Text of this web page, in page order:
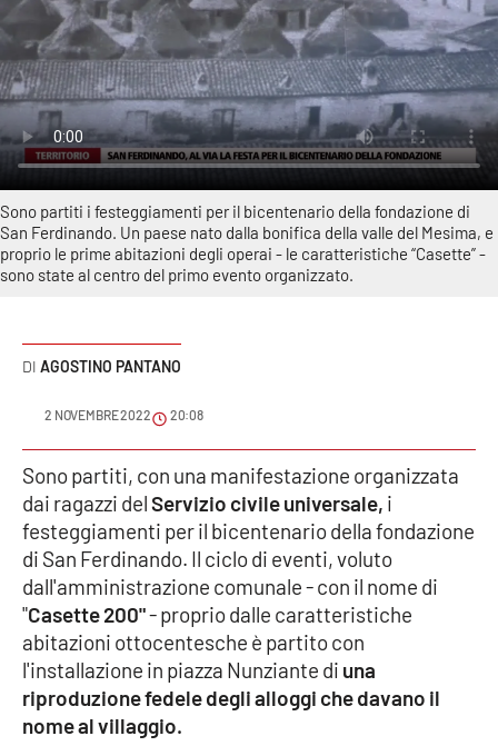
Economia e lavoro
Italia Mondo
Sanità
Sport
Cultura
Meteo
Editoriali
VIDEO
Ambiente
Cronaca
Cultura
Economia e Lavoro
Sono partiti i festeggiamenti per il bicentenario della fondazione di
San Ferdinando. Un paese nato dalla bonifica della valle del Mesima, e
proprio le prime abitazioni degli operai - le caratteristiche “Casette” -
sono state al centro del primo evento organizzato.
AGOSTINO PANTANO
2 NOVEMBRE 2022 20:08
Sono partiti, con una manifestazione organizzata
dai ragazzi delServizio civile universale, i
festeggiamenti per il bicentenario della fondazione
di San Ferdinando. Il ciclo di eventi, voluto
dall'amministrazione comunale - con il nome di
"Casette 200"- proprio dalle caratteristiche
abitazioni ottocentesche è partito con
l'installazione in piazza Nunziante di una
riproduzione fedele degli alloggi che davano il
nome al villaggio.